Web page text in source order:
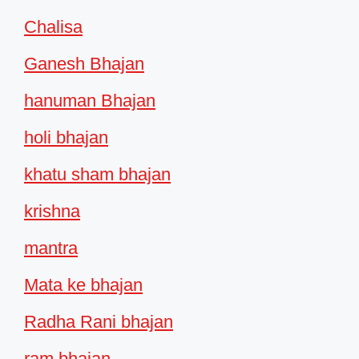
Chalisa
Ganesh Bhajan
hanuman Bhajan
holi bhajan
khatu sham bhajan
krishna
mantra
Mata ke bhajan
Radha Rani bhajan